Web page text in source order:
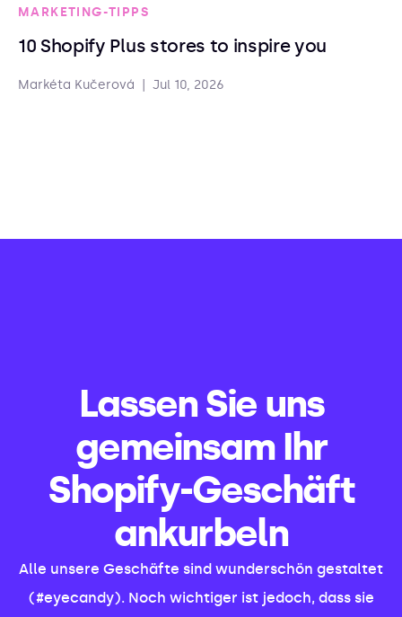
MARKETING-TIPPS
10 Shopify Plus stores to inspire you
Markéta Kučerová Jul 10, 2026
Lassen Sie uns
gemeinsam Ihr
Shopify-Geschäft
ankurbeln
Alle unsere Geschäfte sind wunderschön gestaltet
(#eyecandy). Noch wichtiger ist jedoch, dass sie